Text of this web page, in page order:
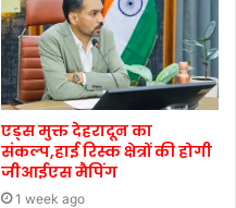
एड्स मुक्त देहरादून का
संकल्प,हाई रिस्क क्षेत्रों की होगी
जीआईएस मैपिंग
1 week ago